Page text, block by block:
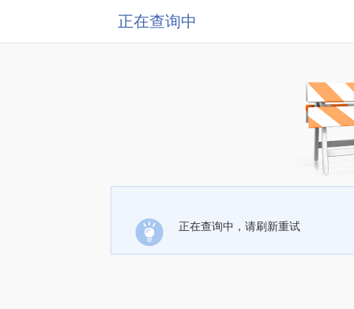
正在查询中
正在查询中，请刷新重试